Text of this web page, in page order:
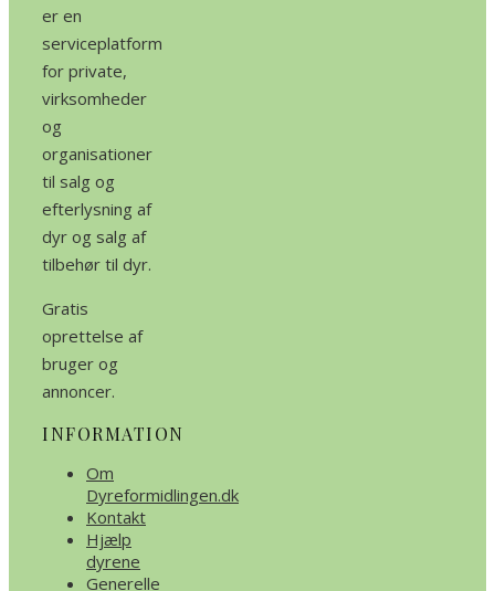
er en
serviceplatform
for private,
virksomheder
og
organisationer
til salg og
efterlysning af
dyr og salg af
tilbehør til dyr.
Gratis
oprettelse af
bruger og
annoncer.
INFORMATION
Om
Dyreformidlingen.dk
Kontakt
Hjælp
dyrene
Generelle